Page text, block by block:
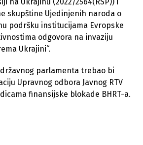
skupštine Ujedinjenih naroda o
podršku institucijama Evropske
odgovora na invaziju
Ukrajini“.
parlamenta trebao bi
Upravnog odbora Javnog RTV
finansijske blokade BHRT-a.